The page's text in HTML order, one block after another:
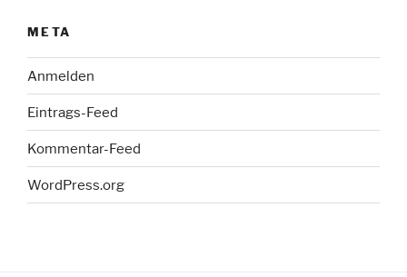
META
Anmelden
Eintrags-Feed
Kommentar-Feed
WordPress.org